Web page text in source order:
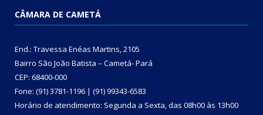
CÂMARA DE CAMETÁ
End.: Travessa Enéas Martins, 2105
Bairro São João Batista – Cametá- Pará
CEP: 68400-000
Fone: (91) 3781-1196 | (91) 99343-6583
Horário de atendimento: Segunda a Sexta, das 08h00 às 13h00